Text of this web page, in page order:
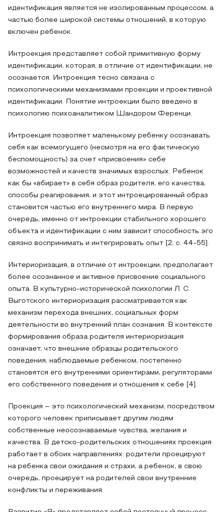
идентификация является не изолированным процессом, а
частью более широкой системы отношений, в которую
включен ребенок.
Интроекция представляет собой примитивную форму
идентификации, которая, в отличие от идентификации, не
осознается. Интроекция тесно связана с
психологическими механизмами проекции и проективной
идентификации. Понятие интроекции было введено в
психологию психоаналитиком Шандором Ференци.
Интроекция позволяет маленькому ребенку осознавать
себя как всемогущего (несмотря на его фактическую
беспомощность) за счет «присвоения» себе
возможностей и качеств значимых взрослых. Ребенок
как бы «вбирает» в себя образ родителя, его качества,
способы реагирования, и этот интроецированный образ
становится частью его внутреннего мира. В первую
очередь, именно от интроекции стабильного хорошего
объекта и идентификации с ним зависит способность эго
связно воспринимать и интегрировать опыт [2, с. 44-55].
Интериоризация, в отличие от интроекции, предполагает
более осознанное и активное присвоение социального
опыта. В культурно-исторической психологии Л. С.
Выготского интериоризация рассматривается как
механизм перехода внешних, социальных форм
деятельности во внутренний план сознания. В контексте
формирования образа родителя интериоризация
означает, что внешние образцы родительского
поведения, наблюдаемые ребенком, постепенно
становятся его внутренними ориентирами, регуляторами
его собственного поведения и отношения к себе [4].
Проекция – это психологический механизм, посредством
которого человек приписывает другим людям
собственные неосознаваемые чувства, желания и
качества. В детско-родительских отношениях проекция
работает в обоих направлениях: родители проецируют
на ребенка свои ожидания и страхи, а ребенок, в свою
очередь, проецирует на родителей свои внутренние
конфликты и переживания.